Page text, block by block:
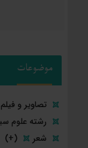
موضوعات
تصاویر و فیلم
رشته علوم
شعر
(+)